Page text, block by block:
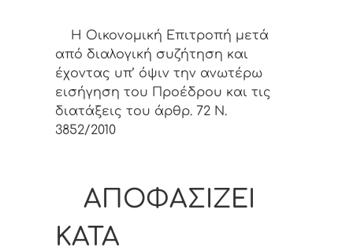
Η Οικονομική Επιτροπή μετά
από διαλογική συζήτηση και
έχοντας υπ’ όψιν την ανωτέρω
εισήγηση του Προέδρου και τις
διατάξεις του άρθρ. 72 Ν.
3852/2010
ΑΠΟΦΑΣΙΖΕΙ
ΚΑΤΑ